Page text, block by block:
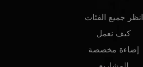
انظر جميع الفئات
كيف نعمل
إضاءة مخصصة